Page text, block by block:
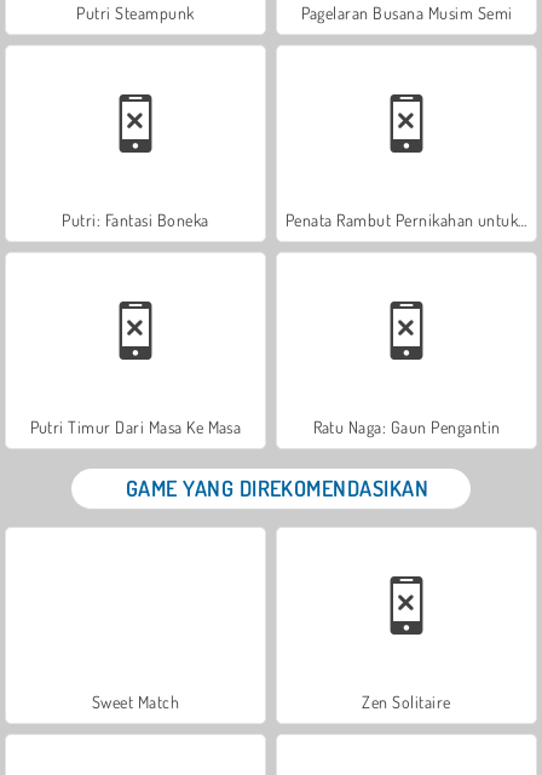
Putri Steampunk Pagelaran Busana Musim Semi
Putri: Fantasi Boneka
Putri Timur Dari Masa Ke Masa Ratu Naga: Gaun Pengantin
GAME YANG DIREKOMENDASIKAN
Sweet Match Zen Solitaire